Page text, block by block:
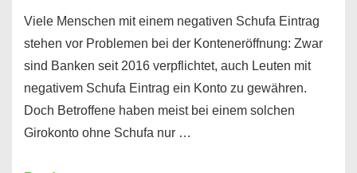
Viele Menschen mit einem negativen Schufa Eintrag
stehen vor Problemen bei der Konteneröffnung: Zwar
sind Banken seit 2016 verpflichtet, auch Leuten mit
negativem Schufa Eintrag ein Konto zu gewähren.
Doch Betroffene haben meist bei einem solchen
Girokonto ohne Schufa nur …